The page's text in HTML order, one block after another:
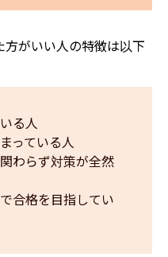
がいい人の特徴は以下
る人
っている人
わらず対策が全然
合格を目指してい